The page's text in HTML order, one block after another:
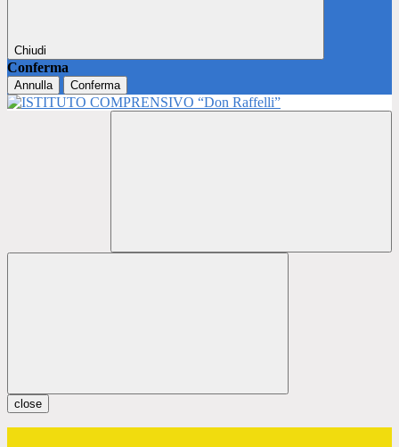
Chiudi
Conferma
Annulla Conferma
close